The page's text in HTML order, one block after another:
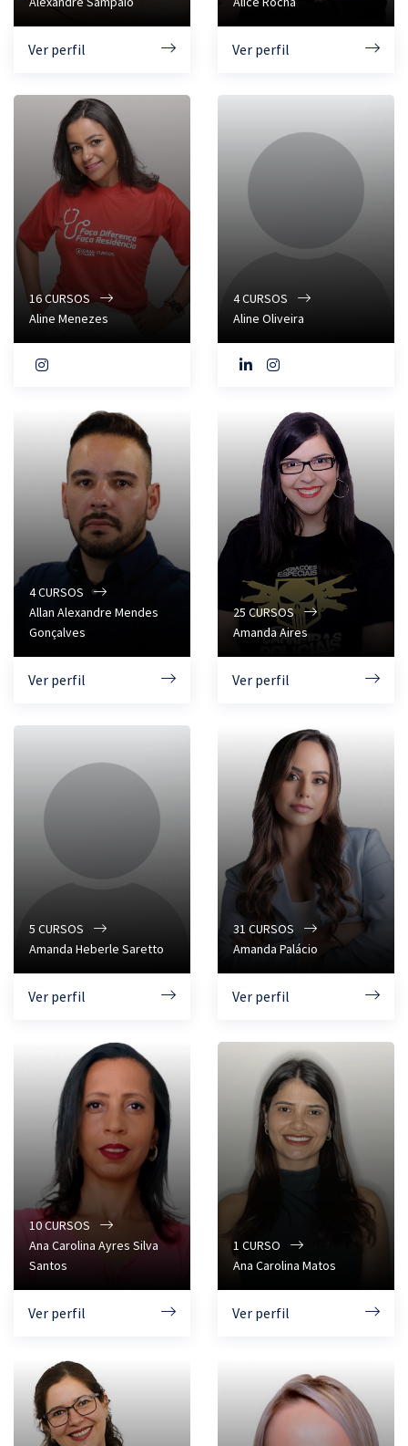
Ver perfil Ver perfil
16CURSOS
Aline Menezes
4CURSOS
Aline Oliveira
4CURSOS
Allan Alexandre Mendes
Gonçalves
Ver perfil
25 CURSOS
Amanda Aires
Ver perfil
5 CURSOS
Amanda Heberle Saretto
Ver perfil
31 CURSOS
Amanda Palácio
Ver perfil
10CURSOS
Ana Carolina Ayres Silva
Santos
Ver perfil
1 CURSO
Ana Carolina Matos
Ver perfil